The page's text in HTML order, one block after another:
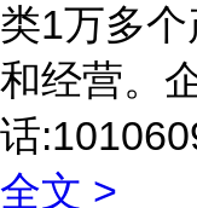
类1万多
和经营。
话
全文 >